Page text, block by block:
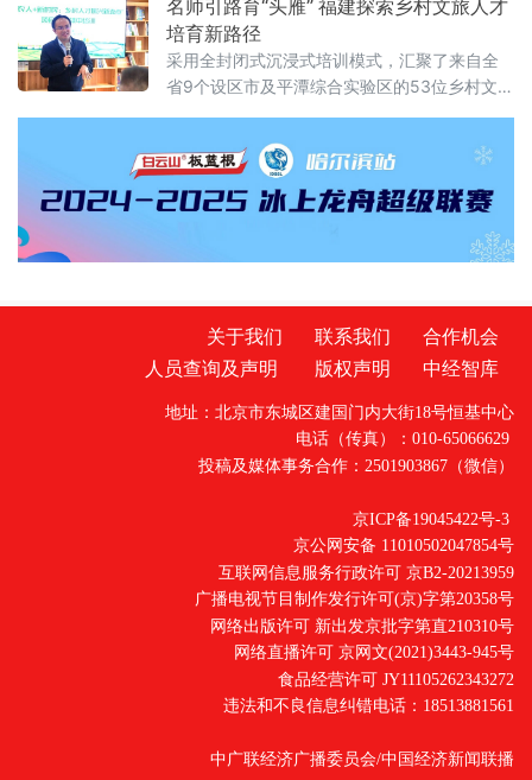
名师引路育“头雁” 福建探索乡村文旅人才
培育新路径
采用全封闭式沉浸式培训模式，汇聚了来自全
省9个设区市及平潭综合实验区的53位乡村文旅
关于我们 联系我们
合作机会
人员查询及声明
版权声明 中经智库
地址：北京市东城区建国门内大街18号恒基中心
电话（传真）：010-65066629
投稿及媒体事务合作：2501903867（微信）
京ICP备19045422号-3
京公网安备 11010502047854号
互联网信息服务行政许可 京B2-20213959
广播电视节目制作发行许可(京)字第20358号
网络出版许可 新出发京批字第直210310号
网络直播许可 京网文(2021)3443-945号
食品经营许可 JY11105262343272
违法和不良信息纠错电话：18513881561
中广联经济广播委员会/中国经济新闻联播